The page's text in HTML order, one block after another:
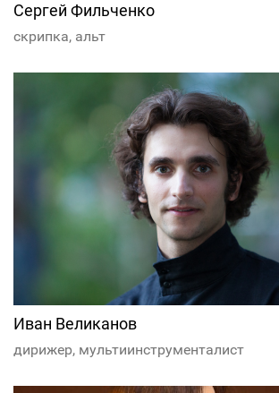
Сергей Фильченко
скрипка, альт
Иван Великанов
дирижер, мультиинструменталист